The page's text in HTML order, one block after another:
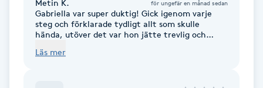
Brynfärgning
Metin K. för ungefär en månad sedan
Gabriella var super duktig! Gick igenom varje
steg och förklarade tydligt allt som skulle
hända, utöver det var hon jätte trevlig och
Läs mer